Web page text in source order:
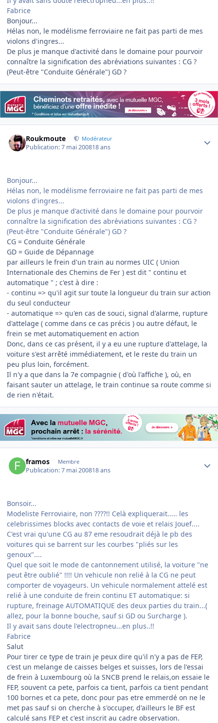
Fabrice
Bonjour...
Hélas non, le modélisme ferroviaire ne fait pas parti de mes
violons d'ingres...
De plus je manque d'activité dans le domaine pour pourvoir
connaître la signification des abréviations suivantes : CG ?
(Peut-être "Conduite Générale") GD ?
Roukmoute Modérateur
Publication:7 mai 200818 ans
Bonjour...
Hélas non, le modélisme ferroviaire ne fait pas parti de mes
violons d'ingres...
De plus je manque d'activité dans le domaine pour pourvoir
connaître la signification des abréviations suivantes : CG ?
(Peut-être "Conduite Générale") GD ?
CG = Conduite Générale
GD = Guide de Dépannage
par ailleurs le frein d'un train au normes UIC ( Union
Internationale des Chemins de Fer ) est dit " continu et
automatique " ; c'est à dire :
- continu => qu'il agit sur toute la longueur du train sur action
du seul conducteur
- automatique => qu'en cas de souci, signal d'alarme, rupture
d'attelage ( comme dans ce cas précis ) ou autre défaut, le
frein se met automatiquement en action
Donc, dans ce cas présent, il y a eu une rupture d'attelage, la
voiture s'est arrêté immédiatement, et le reste du train un
peu plus loin, forcément.
Il n'y a que dans la 7e compagnie ( d'où l'affiche ), où, en
faisant sauter un attelage, le train continue sa route comme si
de rien n'était.
framos Membre
Publication:7 mai 200818 ans
Bonsoir...
Modeliste Ferroviaire, non ????!! Celà expliquerait..... les
celebrissimes blocks avec contacts de voie et relais Jouef....
C'est vrai qu'une CG au 87 eme resoudrait déjà le pb des
voitures qui se barrent sur les courbes "pliés sur les
genoux"....
Quel que soit le mode de cantonnement utilisé, la voiture "ne
peut être oublié" !!!! Un vehicule non relié à la CG ne peut
comporter de voyageurs. Un vehicule normalement attelé est
relié à une conduite de frein continu ET automatique: si
rupture, freinage AUTOMATIQUE des deux parties du train...(
allez, pour la bonne bouche, sauf si GD ou Surcharge ).
Il y avait sans doute l'electropneu...en plus..!!
Fabrice
Salut
Pour tirer ce type de train je peux dire qu'il n'y a pas de FEP,
c'est un melange de caisses belges et suisses, lors de l'essai
de frein à Luxembourg où la SNCB prend le relais,on essaie le
FEP, souvent ca pete, parfois ca tient, parfois ca tient pendant
100 bornes et ca pete, donc pour pas etre emmerdé on ne le
met pas sauf si on cherche à s'occuper, d'ailleurs le BF est
calculé sans FEP et c'est inscrit au cadre observation.